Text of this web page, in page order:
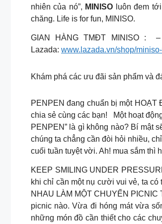
nhiên của nó”, MINISO luôn đem
chăng. Life is for fun, MINISO.
GIAN HÀNG TMĐT MINISO : –
Lazada: www.lazada.vn/shop/
Khám phá các ưu đãi sản phẩm và
PENPEN đang chuẩn bị một HOẠT
chia sẻ cùng các bạn!
Một hoạt
PENPEN” là gì không nào? Bí mật
chúng ta chẳng cần đòi hỏi nhiều,
cuối tuần tuyệt vời. Ah! mua sắm thì
KEEP SMILING UNDER
khi chỉ cần một nụ cười vui vẻ, ta
NHAU LÀM MỘT CHUYẾN PICNIC
picnic nào. Vừa đi hóng mát vừa
những món đồ cần thiết cho các